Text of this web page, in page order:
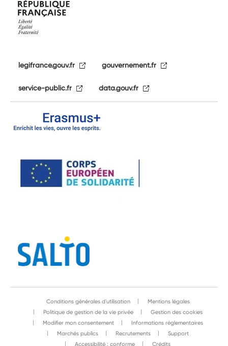
legifrance.gouv.fr gouvernement.fr
service-public.fr data.gouv.fr
Conditions générales d'utilisation
Mentions légales
Politique de gestion de la vie privée
Gestion des cookies
Modifier mon consentement
Informations réglementaires
Marchés publics
Recrutements
Support
Accessibilité : conforme
Crédits